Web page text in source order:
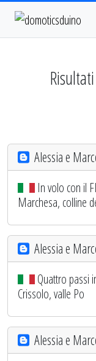
Alessia e
In volo con il
Marchesa, colline
Alessia e
Quattro passi
Crissolo, valle Po
Alessia e